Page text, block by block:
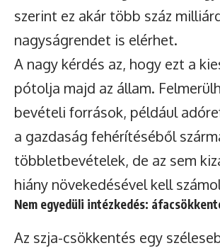
szerint ez akár több száz
nagyságrendet is elérhet.
A nagy kérdés az, hogy ezt a
pótolja majd az állam.
bevételi források, például
a gazdaság fehérítéséből
többletbevételek, de az sem
hiány növekedésével kell
Nem egyedüli intézkedés:
Az szja-csökkentés egy